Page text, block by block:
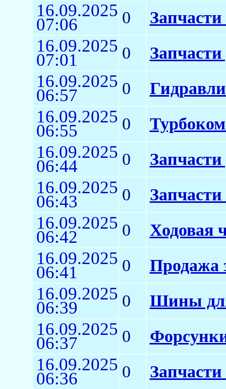
16.09.2025
07:06 0
16.09.2025
07:01 0 Запчасти
16.09.2025
06:57 0
16.09.2025
06:55 0
16.09.2025
06:44 0
16.09.2025
06:43 0
16.09.2025
06:42 0 Ходовая
16.09.2025
06:41 0 Продажа
16.09.2025
06:39 0 Шины
16.09.2025
06:37 0
16.09.2025
06:36 0 Запчасти